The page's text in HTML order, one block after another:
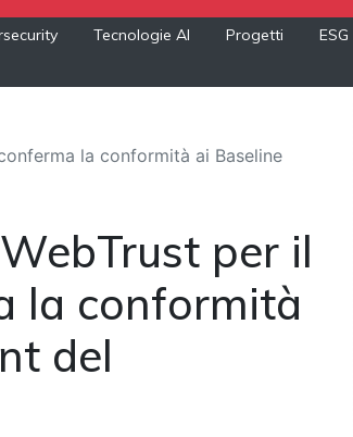
Tecnologie AI Progetti ESG
la conformità ai Baseline
per il
la conformità
del